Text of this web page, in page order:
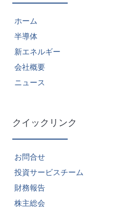
ホーム
半導体
新エネルギー
会社概要
ニュース
クイックリンク
お問合せ
投資サービスチーム
財務報告
株主総会